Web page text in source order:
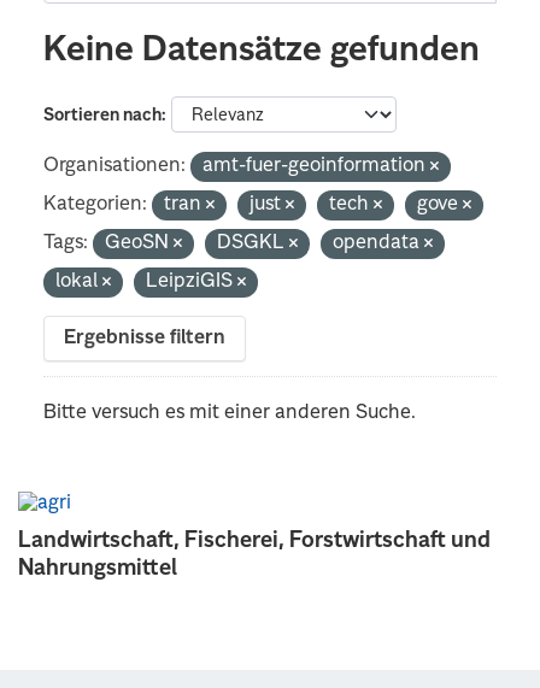
Landwirtschaft, Fischerei, Forstwirtschaft und
Nahrungsmittel
Keine Datensätze gefunden
Sortieren nach
Organisationen:
amt-fuer-geoinformation
Kategorien:
tran just tech
gove
Tags:
GeoSN DSGKL
opendata
lokal
LeipziGIS
Ergebnisse filtern
Bitte versuch es mit einer anderen Suche.